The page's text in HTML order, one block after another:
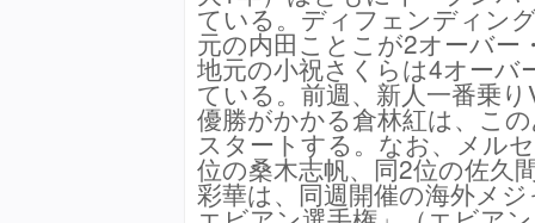
ている。ディフェンディン
元の内田ことこが2オーバー
地元の小祝さくらは4オーバ
ている。前週、新人一番乗
優勝がかかる倉林紅は、こ
スタートする。なお、メル
位の桑木志帆、同2位の佐久
彩華は、同週開催の海外メ